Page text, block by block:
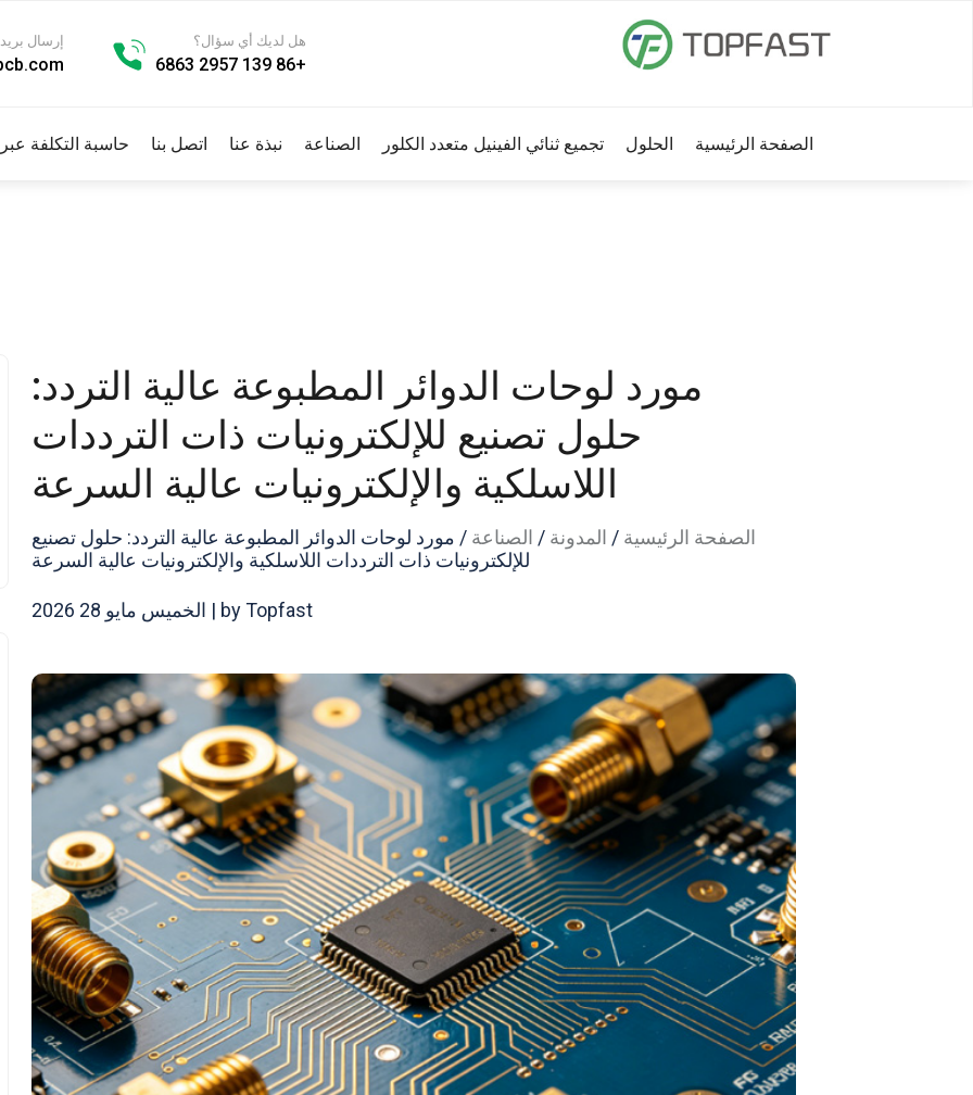
هل لديك أي سؤال؟
+86 139 2957 6863
إرسال
الصفحة الرئيسية الحلول تجميع ثنائي الفينيل متعدد الكلور الصناعة نبذة عنا اتصل بنا حاسبة التكلفة عبر
مورد لوحات الدوائر المطبوعة عالية التردد:
حلول تصنيع للإلكترونيات ذات الترددات
اللاسلكية والإلكترونيات عالية السرعة
الصفحة الرئيسية / المدونة / الصناعة / مورد لوحات الدوائر المطبوعة عالية التردد: حلول تصنيع
للإلكترونيات ذات الترددات اللاسلكية والإلكترونيات عالية السرعة
by Topfast | الخميس مايو 28 2026